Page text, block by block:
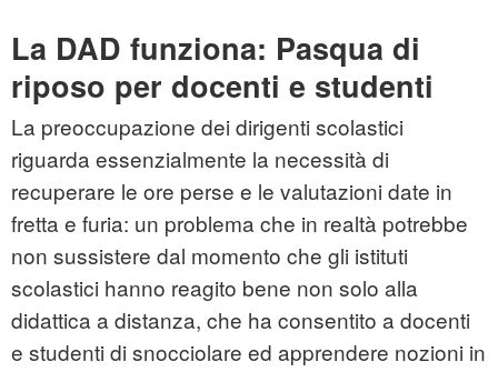
La DAD funziona: Pasqua di
riposo per docenti e studenti
La preoccupazione dei dirigenti scolastici
riguarda essenzialmente la necessità di
recuperare le ore perse e le valutazioni date in
fretta e furia: un problema che in realtà potrebbe
non sussistere dal momento che gli istituti
scolastici hanno reagito bene non solo alla
didattica a distanza, che ha consentito a docenti
e studenti di snocciolare ed apprendere nozioni in